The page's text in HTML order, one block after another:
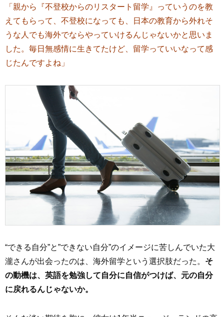
「親から『不登校からのリスタート留学』っていうのを教
えてもらって、不登校になっても、日本の教育から外れそ
うな人でも海外でならやっていけるんじゃないかと思いま
した。毎日無感情に生きてたけど、留学っていいなって感
じたんですよね」
“できる自分”と”できない自分”のイメージに苦しんでいた大
瀧さんが出会ったのは、海外留学という選択肢だった。 そ
の動機は、英語を勉強して自分に自信がつけば、元の自分
に戻れるんじゃないか。